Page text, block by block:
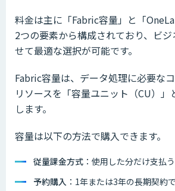
料金は主に「Fabric容量」と「
2つの要素から構成されており、ビ
せて最適な選択が可能です。
Fabric容量は、データ処理に必要な
リソースを「容量ユニット（CU）」
します。
容量は以下の方法で購入できます。
従量課金方式 ：使用した分だけ支払
予約購入 ：1年または3年の長期契約